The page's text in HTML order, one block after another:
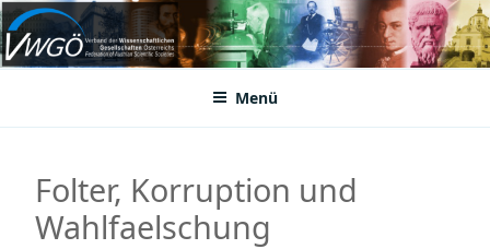
Zum
Inhalt
springenVWGÖ
Federation of Austrian Scientific Societies
Menü
Folter, Korruption und
Wahlfaelschung